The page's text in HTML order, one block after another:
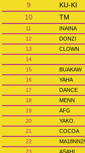
9
KU-KI
10
TM
11 INAINA
12
DONZI
13
CLOWN
14
15
BUAKAW
16
YAHA
17
DANCE
18
MENN
19
AFG
20
YAKO.
21
COCOA
22
MA18NN2!
23
ASAHI